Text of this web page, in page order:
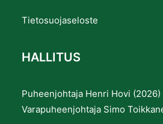
Tietosuojaseloste
HALLITUS
Puheenjohtaja Henri Hovi (2026)
Varapuheenjohtaja Simo